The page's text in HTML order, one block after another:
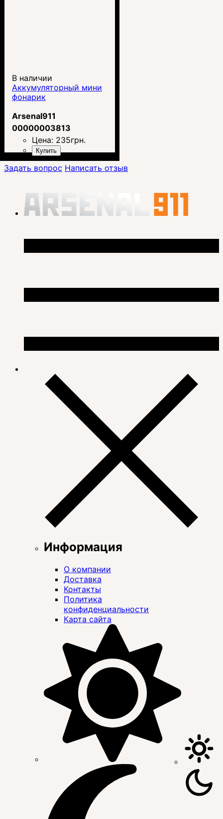
В наличии
Аккумуляторный мини
фонарик
Arsenal911
00000003813
Цена: 235грн.
Купить
Задать вопрос Написать отзыв
Информация
О компании
Доставка
Контакты
Политика
конфиденциальности
Карта сайта